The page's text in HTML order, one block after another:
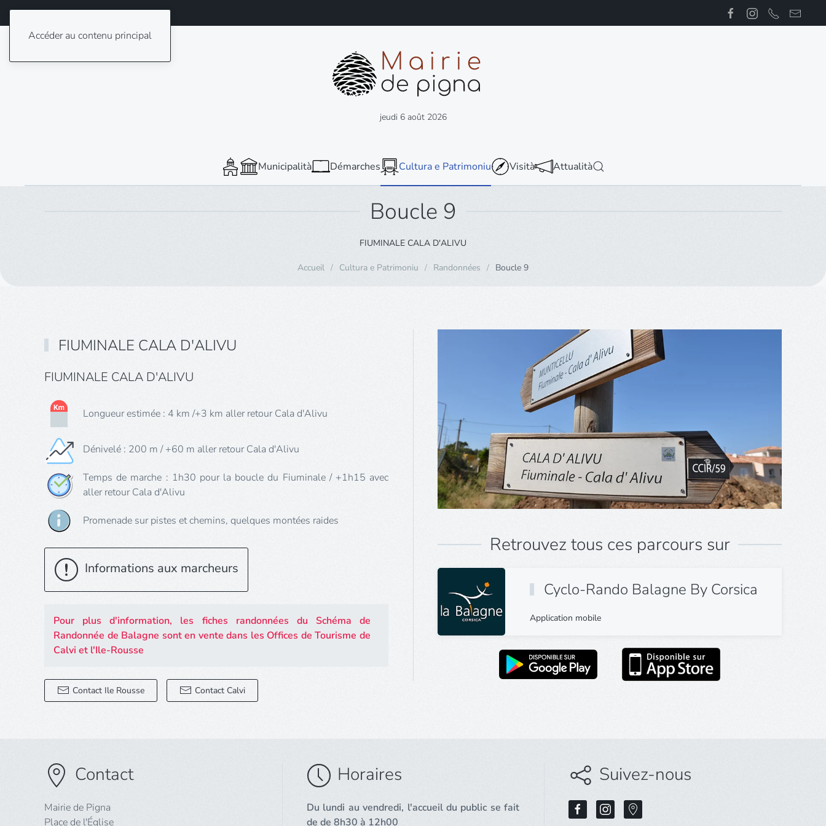
Accéder au contenu principal
jeudi 6 août 2026
Municipalità Démarches Cultura e Patrimoniu Visità Attualità
Boucle 9
FIUMINALE CALA D'ALIVU
Accueil Cultura e Patrimoniu Randonnées Boucle 9
FIUMINALE CALA D'ALIVU
FIUMINALE CALA D'ALIVU
Longueur estimée : 4 km /+3 km aller retour Cala d'Alivu
Dénivelé : 200 m / +60 m aller retour Cala d'Alivu
Temps de marche : 1h30 pour la boucle du Fiuminale / +1h15 avec
aller retour Cala d'Alivu
Promenade sur pistes et chemins, quelques montées raides
Informations aux marcheurs
Pour plus d'information, les fiches randonnées du Schéma de
Randonnée de Balagne sont en vente dans les Offices de Tourisme de
Calvi et l'Ile-Rousse
Contact Ile Rousse Contact Calvi
Retrouvez tous ces parcours sur
Cyclo-Rando Balagne By Corsica
Application mobile
Contact
Mairie de Pigna
Place de l'Église
Horaires
Du lundi au vendredi, l'accueil du public se fait
de de 8h30 à 12h00
Suivez-nous